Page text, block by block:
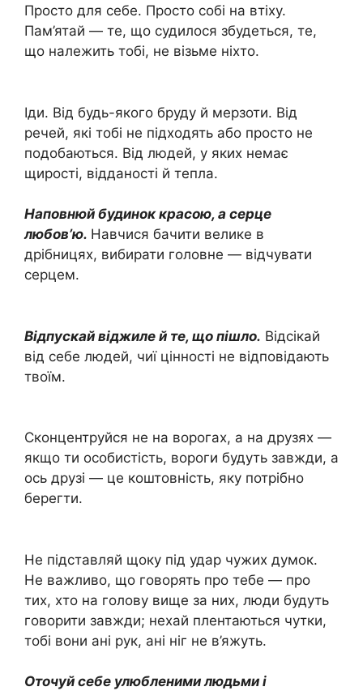
Просто для себе. Просто собі на втіху.
Пам’ятай — те, що судилося збудеться, те,
що належить тобі, не візьме ніхто.
Іди. Від будь-якого бруду й мерзоти. Від
речей, які тобі не підходять або просто не
подобаються. Від людей, у яких немає
щирості, відданості й тепла.
Наповнюй будинок красою, а серце
любов’ю. Навчися бачити велике в
дрібницях, вибирати головне — відчувати
серцем.
Відпускай віджиле й те, що пішло. Відсікай
від себе людей, чиї цінності не відповідають
твоїм.
Сконцентруйся не на ворогах, а на друзях —
якщо ти особистість, вороги будуть завжди, а
ось друзі — це коштовність, яку потрібно
берегти.
Не підставляй щоку під удар чужих думок.
Не важливо, що говорять про тебе — про
тих, хто на голову вище за них, люди будуть
говорити завжди; нехай плентаються чутки,
тобі вони ані рук, ані ніг не в’яжуть.
Оточуй себе улюбленими людьми і